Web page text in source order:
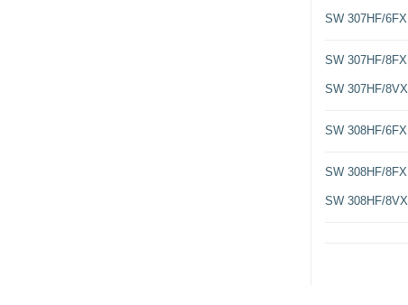
SW 307HF/6FX
SW 307HF/8FX
SW 307HF/8VX
SW 308HF/6FX
SW 308HF/8FX
SW 308HF/8VX